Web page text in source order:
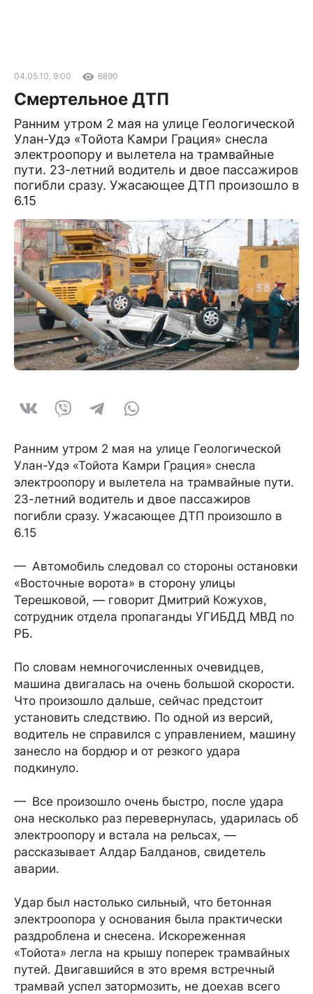
04.05.10, 9:00 6890
Смертельное ДТП
Ранним утром 2 мая на улице Геологической
Улан-Удэ «Тойота Камри Грация» снесла
электроопору и вылетела на трамвайные
пути. 23-летний водитель и двое пассажиров
погибли сразу. Ужасающее ДТП произошло в
6.15
Ранним утром 2 мая на улице Геологической
Улан-Удэ «Тойота Камри Грация» снесла
электроопору и вылетела на трамвайные пути.
23-летний водитель и двое пассажиров
погибли сразу. Ужасающее ДТП произошло в
6.15
— Автомобиль следовал со стороны остановки
«Восточные ворота» в сторону улицы
Терешковой, — говорит Дмитрий Кожухов,
сотрудник отдела пропаганды УГИБДД МВД по
РБ.
По словам немногочисленных очевидцев,
машина двигалась на очень большой скорости.
Что произошло дальше, сейчас предстоит
установить следствию. По одной из версий,
водитель не справился с управлением, машину
занесло на бордюр и от резкого удара
подкинуло.
— Все произошло очень быстро, после удара
она несколько раз перевернулась, ударилась об
электроопору и встала на рельсах, —
рассказывает Алдар Балданов, свидетель
аварии.
Удар был настолько сильный, что бетонная
электроопора у основания была практически
раздроблена и снесена. Искореженная
«Тойота» легла на крышу поперек трамвайных
путей. Двигавшийся в это время встречный
трамвай успел затормозить, не доехав всего